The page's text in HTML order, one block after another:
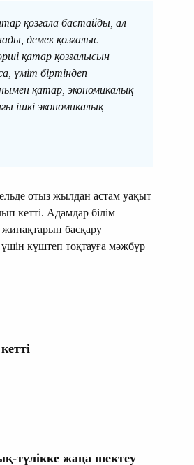
қозғала бастайды, ал
демек қозғалыс
қатар қозғалысын
үміт біртіндеп
қатар, экономикалық
ішкі экономикалық
отыз жылдан астам уақыт
кетті. Адамдар білім
жинақтарын басқару
күштеп тоқтауға мәжбүр
түлікке жаңа шектеу